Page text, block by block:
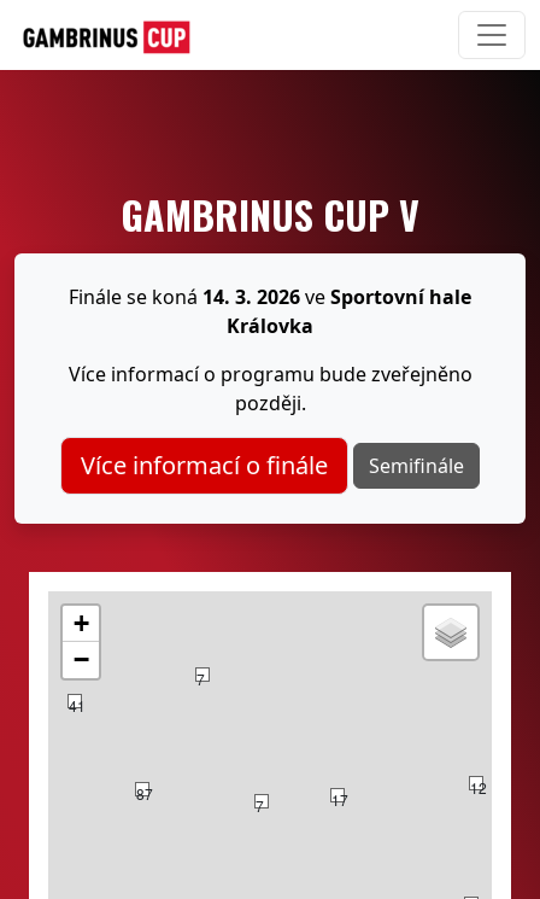
GAMBRINUS CUP V
Finále se koná 14. 3. 2026veSportovní hale
Královka
Více informací o programu bude zveřejněno
později.
Více informací o finále Semifinále
7
12
17
7
87
41
+
−